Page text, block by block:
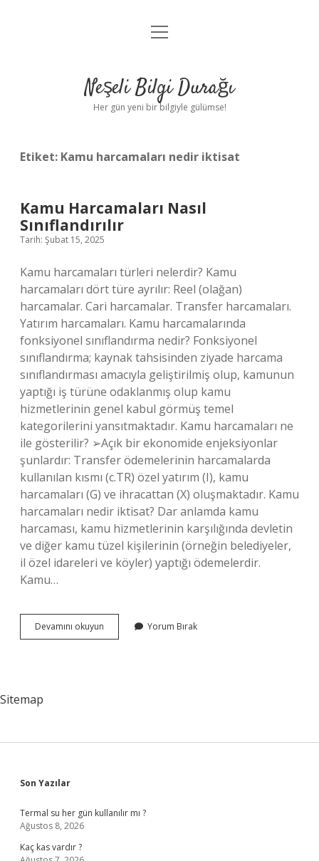
Anasayfa
Yasal Uyarı
menüyü
Neşeli Bilgi Durağı
Her gün yeni bir bilgiyle gülümse!
Etiket: Kamu harcamaları nedir iktisat
Kamu Harcamaları Nasıl
Sınıflandırılır
Tarih: Şubat 15, 2025
Kamu harcamaları türleri nelerdir? Kamu
harcamaları dört türe ayrılır: Reel (olağan)
harcamalar. Cari harcamalar. Transfer harcamaları.
Yatırım harcamaları. Kamu harcamalarında
fonksiyonel sınıflandırma nedir? Fonksiyonel
sınıflandırma; kaynak tahsisinden ziyade harcama
sınıflandırması amacıyla geliştirilmiş olup, kamunun
yaptığı iş türüne odaklanmış olup kamu
hizmetlerinin genel kabul görmüş temel
kategorilerini yansıtmaktadır. Kamu harcamaları ne
ile gösterilir? ➢Açık bir ekonomide enjeksiyonlar
şunlardır: Transfer ödemelerinin harcamalarda
kullanılan kısmı (c.TR) özel yatırım (I), kamu
harcamaları (G) ve ihracattan (X) oluşmaktadır. Kamu
harcamaları nedir iktisat? Dar anlamda kamu
harcaması, kamu hizmetlerinin karşılığında devletin
ve diğer kamu tüzel kişilerinin (örneğin belediyeler,
il özel idareleri ve köyler) yaptığı ödemelerdir.
Kamu…
Devamını okuyun
Harcamaları
Yorum Bırak
Sitemap
Sidebar
Son Yazılar
Termal su her gün kullanılır mı ?
Ağustos 8, 2026
Kaç kas vardır ?